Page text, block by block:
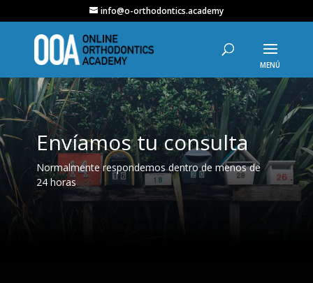
info@o-orthodontics.academy
Envíamos tu consulta
Normalmente respondemos dentro de menos de
24 horas